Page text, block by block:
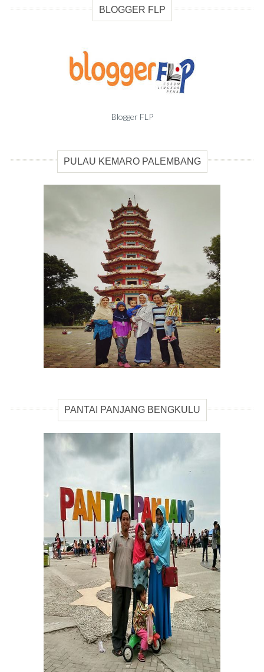
BLOGGER FLP
Blogger FLP
PULAU KEMARO PALEMBANG
PANTAI PANJANG BENGKULU